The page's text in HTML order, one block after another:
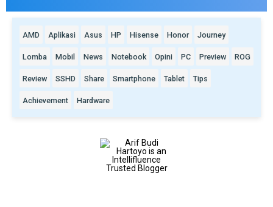
AMD Aplikasi Asus HP Hisense Honor Journey
Lomba Mobil News Notebook Opini PC Preview ROG
Review SSHD Share Smartphone Tablet Tips
Achievement Hardware